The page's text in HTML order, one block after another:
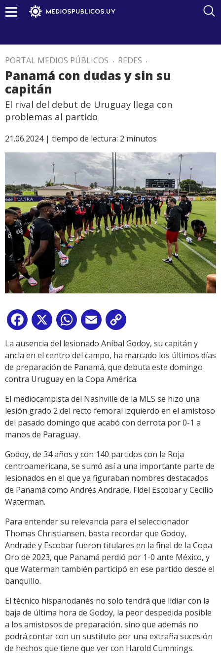
PORTAL MEDIOS PÚBLICOS . REDES .
Panamá con dudas y sin su
capitán
El rival del debut de Uruguay llega con
problemas al partido
21.06.2024 | tiempo de lectura: 2 minutos
Facebook
X WhatsApp
Email
Link
La ausencia del lesionado Aníbal Godoy, su capitán y
ancla en el centro del campo, ha marcado los últimos días
de preparación de Panamá, que debuta este domingo
contra Uruguay en la Copa América.
El mediocampista del Nashville de la MLS se hizo una
lesión grado 2 del recto femoral izquierdo en el amistoso
del pasado domingo que acabó con derrota por 0-1 a
manos de Paraguay.
Godoy, de 34 años y con 140 partidos con la Roja
centroamericana, se sumó así a una importante parte de
lesionados en el que ya figuraban nombres destacados
de Panamá como Andrés Andrade, Fidel Escobar y Cecilio
Waterman.
Para entender su relevancia para el seleccionador
Thomas Christiansen, basta recordar que Godoy,
Andrade y Escobar fueron titulares en la final de la Copa
Oro de 2023, que Panamá perdió por 1-0 ante México, y
que Waterman también participó en ese partido desde el
banquillo.
El técnico hispanodanés no solo tendrá que lidiar con la
baja de última hora de Godoy, la peor despedida posible
a los amistosos de preparación, sino que además no
podrá contar con un sustituto por una extraña sucesión
de hechos que tiene que ver con Harold Cummings.